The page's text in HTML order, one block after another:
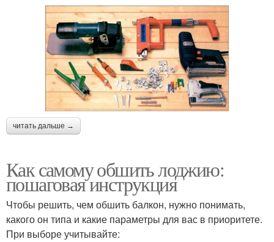
читать дальше →
Как самому обшить лоджию:
пошаговая инструкция
Чтобы решить, чем обшить балкон, нужно понимать,
какого он типа и какие параметры для вас в приоритете.
При выборе учитывайте: